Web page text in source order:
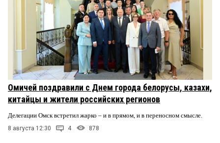
Омичей поздравили с Днем города белорусы, казахи,
китайцы и жители российских регионов
Делегации Омск встретил жарко – и в прямом, и в переносном смысле.
8 августа 12:30 4 878